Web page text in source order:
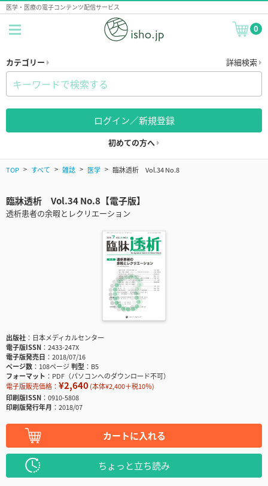
医学・医療の電子コンテンツ配信サービス
0
カテゴリー 詳細検索
ログイン／新規登録
初めての方へ
TOP すべて 雑誌 医学 臨牀透析 Vol.34 No.8
臨牀透析 Vol.34 No.8【電子版】
透析患者の余暇とレクリエーション
出版社
日本メディカルセンター
電子版ISSN
2433-247X
電子版発売日
2018/07/16
ページ数
108ページ判型
B5
フォーマット
PDF（パソコンへのダウンロード不可）
電子版販売価格： ¥2,640(本体¥2,400＋税10％)
印刷版ISSN
0910-5808
印刷版発行年月
2018/07
カートに入れる
ちょっと立ち読み